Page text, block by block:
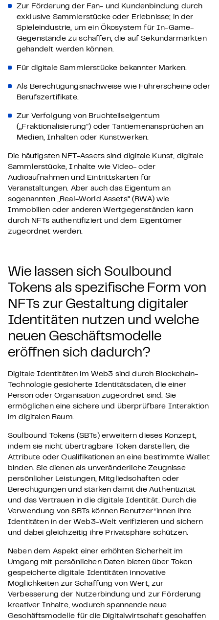
Zur Förderung der Fan- und Kundenbindung durch
exklusive Sammlerstücke oder Erlebnisse; in der
Spieleindustrie, um ein Ökosystem für In-Game-
Gegenstände zu schaffen, die auf Sekundärmärkten
gehandelt werden können.
Für digitale Sammlerstücke bekannter Marken.
Als Berechtigungsnachweise wie Führerscheine oder
Berufszertifikate.
Zur Verfolgung von Bruchteilseigentum
(„Fraktionalisierung”) oder Tantiemenansprüchen an
Medien, Inhalten oder Kunstwerken.
Die häufigsten NFT-Assets sind digitale Kunst, digitale
Sammlerstücke, Inhalte wie Video- oder
Audioaufnahmen und Eintrittskarten für
Veranstaltungen. Aber auch das Eigentum an
sogenannten „Real-World Assets” (RWA) wie
Immobilien oder anderen Wertgegenständen kann
durch NFTs authentifiziert und dem Eigentümer
zugeordnet werden.
Wie lassen sich Soulbound
Tokens als spezifische Form von
NFTs zur Gestaltung digitaler
Identitäten nutzen und welche
neuen Geschäftsmodelle
eröffnen sich dadurch?
Digitale Identitäten im Web3 sind durch Blockchain-
Technologie gesicherte Identitätsdaten, die einer
Person oder Organisation zugeordnet sind. Sie
ermöglichen eine sichere und überprüfbare Interaktion
im digitalen Raum.
Soulbound Tokens (SBTs) erweitern dieses Konzept,
indem sie nicht übertragbare Token darstellen, die
Attribute oder Qualifikationen an eine bestimmte Wallet
binden. Sie dienen als unveränderliche Zeugnisse
persönlicher Leistungen, Mitgliedschaften oder
Berechtigungen und stärken damit die Authentizität
und das Vertrauen in die digitale Identität. Durch die
Verwendung von SBTs können Benutzer*innen ihre
Identitäten in der Web3-Welt verifizieren und sichern
und dabei gleichzeitig ihre Privatsphäre schützen.
Neben dem Aspekt einer erhöhten Sicherheit im
Umgang mit persönlichen Daten bieten über Token
gespeicherte digitale Identitäten innovative
Möglichkeiten zur Schaffung von Wert, zur
Verbesserung der Nutzerbindung und zur Förderung
kreativer Inhalte, wodurch spannende neue
Geschäftsmodelle für die Digitalwirtschaft geschaffen